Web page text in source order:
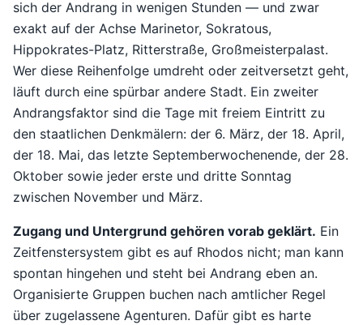
sich der Andrang in wenigen Stunden — und zwar
exakt auf der Achse Marinetor, Sokratous,
Hippokrates-Platz, Ritterstraße, Großmeisterpalast.
Wer diese Reihenfolge umdreht oder zeitversetzt geht,
läuft durch eine spürbar andere Stadt. Ein zweiter
Andrangsfaktor sind die Tage mit freiem Eintritt zu
den staatlichen Denkmälern: der 6. März, der 18. April,
der 18. Mai, das letzte Septemberwochenende, der 28.
Oktober sowie jeder erste und dritte Sonntag
zwischen November und März.
Zugang und Untergrund gehören vorab geklärt. Ein
Zeitfenstersystem gibt es auf Rhodos nicht; man kann
spontan hingehen und steht bei Andrang eben an.
Organisierte Gruppen buchen nach amtlicher Regel
über zugelassene Agenturen. Dafür gibt es harte